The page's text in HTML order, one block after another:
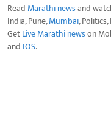
Read Marathi newsand
India, Pune,Mumbai,
GetLive Marathi newson
and IOS.